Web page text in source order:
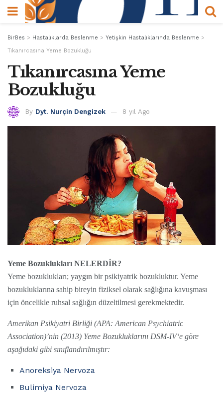
BirBes > Hastalıklarda Beslenme > Yetişkin Hastalıklarında Beslenme >
Tıkanırcasına Yeme Bozukluğu
Tıkanırcasına Yeme
Bozukluğu
By Dyt. Nurçin Dengizek 8 yıl Ago
Yeme Bozuklukları NELERDİR?
Yeme bozuklukları; yaygın bir psikiyatrik bozukluktur. Yeme
bozukluklarına sahip bireyin fiziksel olarak sağlığına kavuşması
için öncelikle ruhsal sağlığın düzeltilmesi gerekmektedir.
Amerikan Psikiyatri Birliği (APA: American Psychiatric
Association)’nin (2013) Yeme Bozukluklarını DSM-IV‘e göre
aşağıdaki gibi sınıflandırılmıştır:
Anoreksiya Nervoza
Bulimiya Nervoza